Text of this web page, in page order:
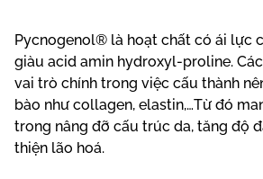
Pycnogenol® là hoạt chất có ái lực
giàu acid amin hydroxyl-proline.
vai trò chính trong việc cấu thành
bào như collagen, elastin,…Từ đó
trong nâng đỡ cấu trúc da, tăng độ
thiện lão hoá.